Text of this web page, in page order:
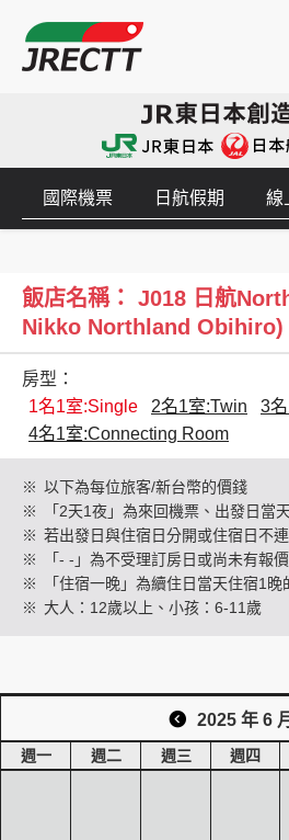
創造旅遊
國際機票 日航假期 線
飯店名稱： J018 日航
Nikko Northland Obihiro)
房型：
1名1室:Single
2名1室:Twin
3
4名1室:Connecting Room
※ 以下為每位旅客/新台幣的價錢
※
「2天1夜」為來回機票、出發日當
※ 若出發日與住宿日分開或住宿日不
※
「- -」為不受理訂房日或尚未有報
※
「住宿一晚」為續住日當天住宿1晚
※ 大人：12歲以上、小孩：6-11歲
2025 年 6 月
週一 週二 週三 週四